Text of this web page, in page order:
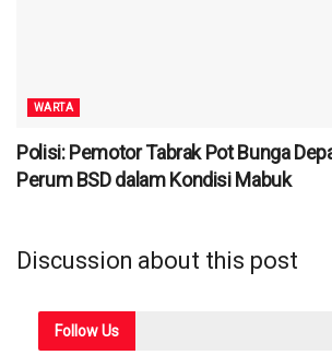
WARTA
Polisi: Pemotor Tabrak Pot Bunga
Perum BSD dalam Kondisi Mabuk
Discussion about this post
FollowUs